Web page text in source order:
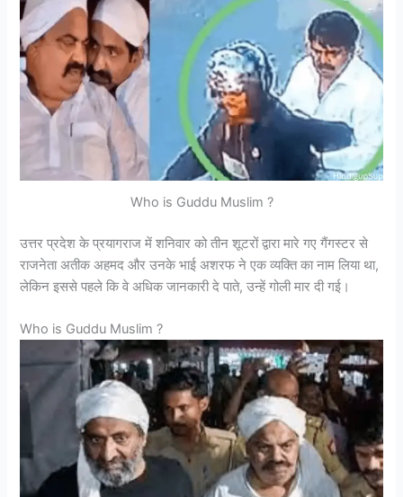
Who is Guddu Muslim ?
उत्तर प्रदेश के प्रयागराज में शनिवार को तीन शूटरों द्वारा मारे गए गैंगस्टर से
राजनेता अतीक अहमद और उनके भाई अशरफ ने एक व्यक्ति का नाम लिया था,
लेकिन इससे पहले कि वे अधिक जानकारी दे पाते, उन्हें गोली मार दी गई।
Who is Guddu Muslim ?